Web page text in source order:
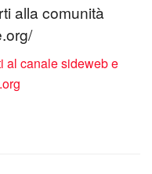
alla comunità